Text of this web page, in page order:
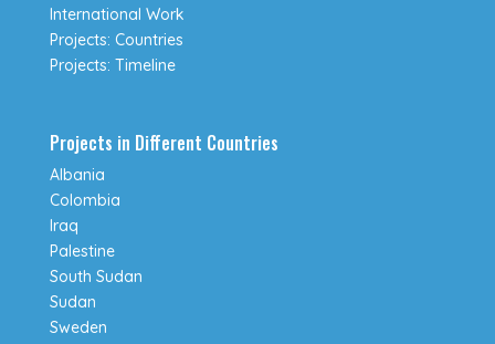
International Work
Projects: Countries
Projects: Timeline
Projects in Different Countries
Albania
Colombia
Iraq
Palestine
South Sudan
Sudan
Sweden